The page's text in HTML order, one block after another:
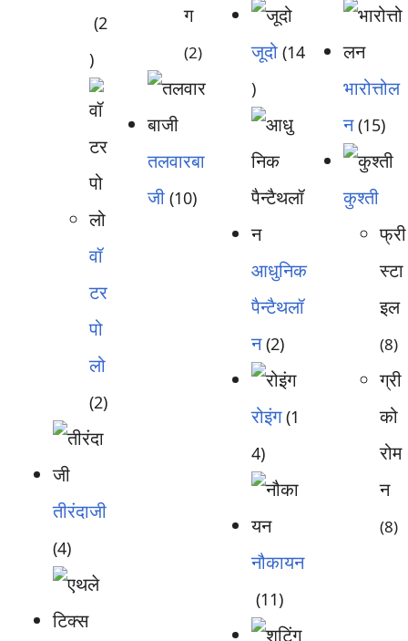
(2
)
वॉ
टर
पो
लो
(2)
तीरंदाजी
(4)
ग
(2)
तलवारबा
जी (10)
जूदो (14
)
आधुनिक
पैन्टैथलॉ
न (2)
रोइंग (1
4)
नौकायन
(11)
भारोत्तोल
न (15)
कुश्ती
फ्री
स्टा
इल
(8)
ग्री
को
रोम
न
(8)